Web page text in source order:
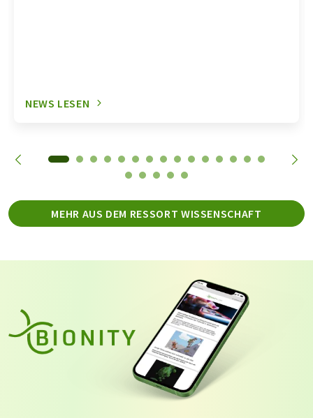
NEWS LESEN
MEHR AUS DEM RESSORT WISSENSCHAFT